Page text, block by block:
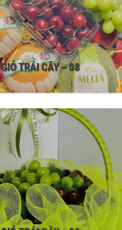
GIỎ TRÁI CÂY – 08